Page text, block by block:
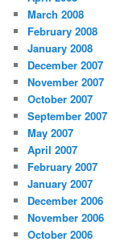
March 2008
February 2008
January 2008
December 2007
November 2007
October 2007
September 2007
May 2007
April 2007
February 2007
January 2007
December 2006
November 2006
October 2006